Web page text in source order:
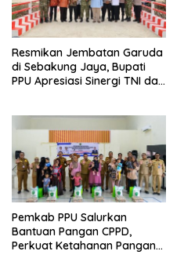
Resmikan Jembatan Garuda
di Sebakung Jaya, Bupati
PPU Apresiasi Sinergi TNI dan
Pemkab PPU Salurkan
Bantuan Pangan CPPD,
Perkuat Ketahanan Pangan